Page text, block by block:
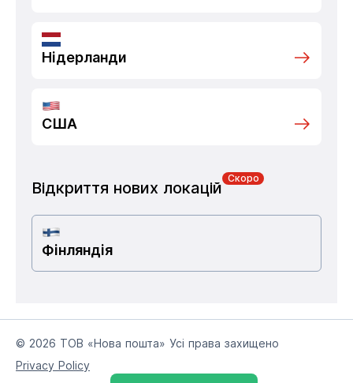
Нідерланди
США
Відкриття нових локацій
Скоро
Фінляндія
© 2026 ТОВ «Нова пошта» Усі права захищено
Privacy Policy